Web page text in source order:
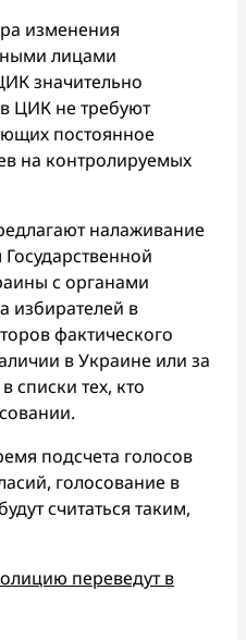
изменения
лицами
значительно
ЦИК не требуют
постоянное
на контролируемых
налаживание
с органами
избирателей в
фактического
в Украине или за
списки тех, кто
подсчета голосов
голосование в
считаться таким,
переведут в